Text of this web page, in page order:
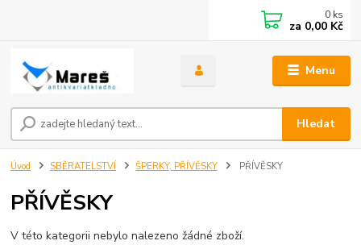
Menu
Hledat
0 ks
za 0,00 Kč
Úvod SBĚRATELSTVÍ ŠPERKY, PŘÍVĚSKY PŘÍVĚSKY
PŘÍVĚSKY
V této kategorii nebylo nalezeno žádné zboží.